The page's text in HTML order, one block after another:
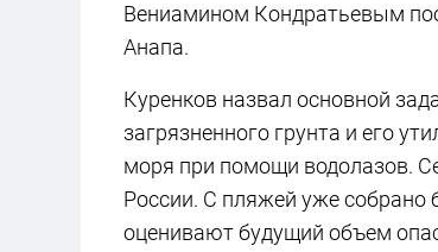
Вениамином Кондратьевым
Анапа.
Куренков назвал основной
загрязненного грунта и его
моря при помощи водолазов.
России. С пляжей уже собрано
оценивают будущий объем